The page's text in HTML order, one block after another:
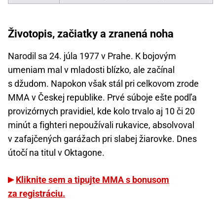
Životopis, začiatky a zranená noha
Narodil sa 24. júla 1977 v Prahe. K bojovým
umeniam mal v mladosti blízko, ale začínal
s džudom. Napokon však stál pri celkovom zrode
MMA v Českej republike. Prvé súboje ešte podľa
provizórnych pravidiel, kde kolo trvalo aj 10 či 20
minút a fighteri nepoužívali rukavice, absolvoval
v zafajčených garážach pri slabej žiarovke. Dnes
útočí na titul v Oktagone.
Kliknite sem a tipujte MMA s bonusom
za registráciu.